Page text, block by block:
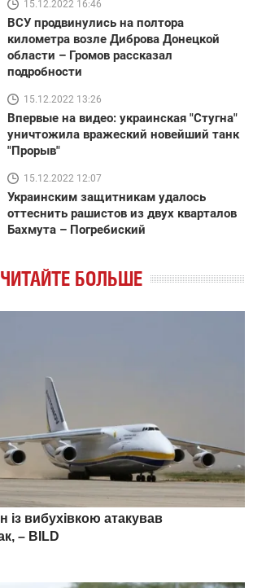
15.12.2022 16:46
ВСУ продвинулись на полтора
километра возле Диброва Донецкой
области – Громов рассказал
подробности
15.12.2022 13:26
Впервые на видео: украинская "Стугна"
уничтожила вражеский новейший танк
"Прорыв"
15.12.2022 12:07
Украинским защитникам удалось
оттеснить рашистов из двух кварталов
Бахмута – Погребиский
ЧИТАЙТЕ БОЛЬШЕ